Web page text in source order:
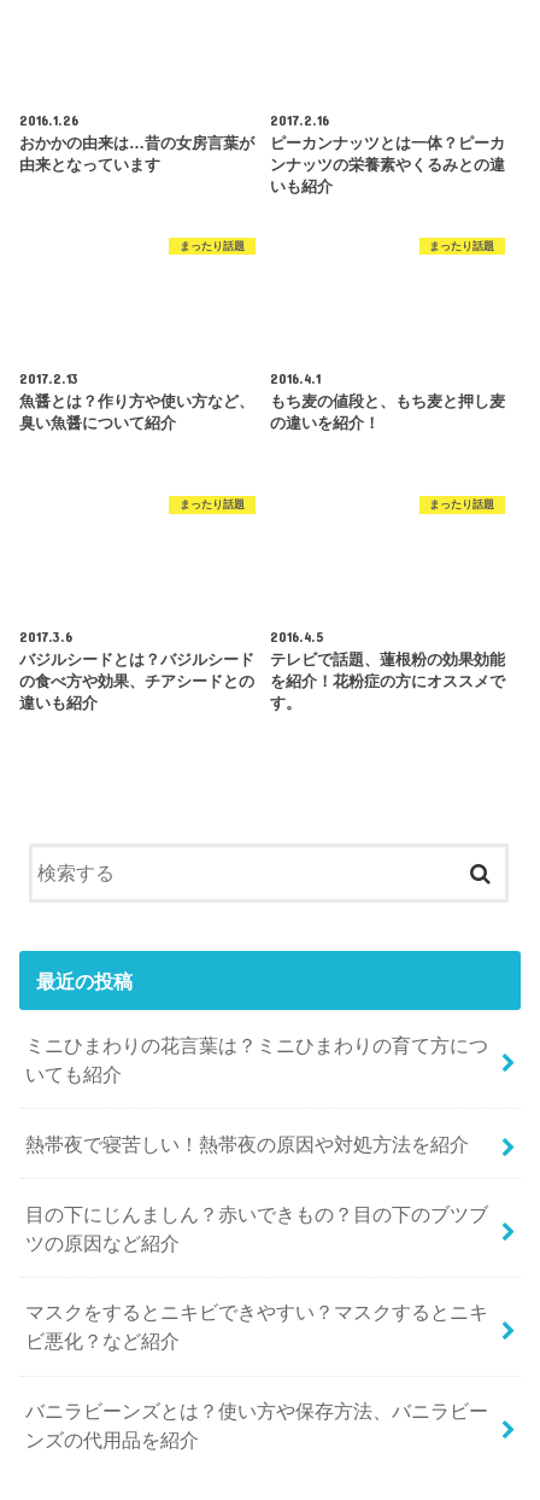
2016.1.26
おかかの由来は…昔の女房言葉が
由来となっています
2017.2.16
ピーカンナッツとは一体？ピーカ
ンナッツの栄養素やくるみとの違
いも紹介
まったり話題
2017.2.13
魚醤とは？作り方や使い方など、
臭い魚醤について紹介
まったり話題
2016.4.1
もち麦の値段と、もち麦と押し麦
の違いを紹介！
まったり話題
2017.3.6
バジルシードとは？バジルシード
の食べ方や効果、チアシードとの
違いも紹介
まったり話題
2016.4.5
テレビで話題、蓮根粉の効果効能
を紹介！花粉症の方にオススメで
す。
最近の投稿
ミニひまわりの花言葉は？ミニひまわりの育て方につ
いても紹介
熱帯夜で寝苦しい！熱帯夜の原因や対処方法を紹介
目の下にじんましん？赤いできもの？目の下のブツブ
ツの原因など紹介
マスクをするとニキビできやすい？マスクするとニキ
ビ悪化？など紹介
バニラビーンズとは？使い方や保存方法、バニラビー
ンズの代用品を紹介